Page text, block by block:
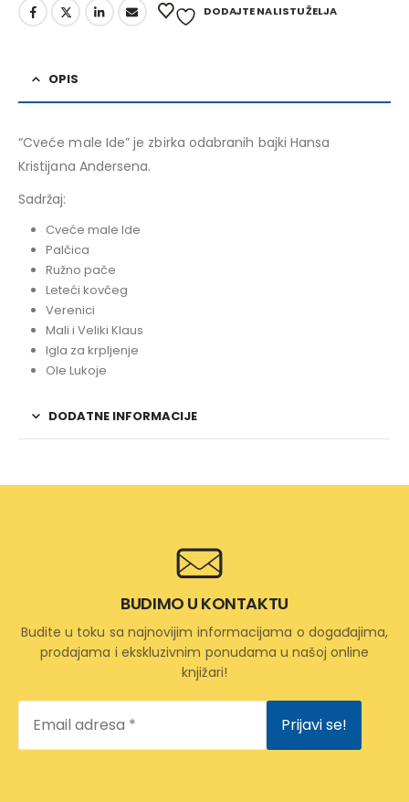
DODAJTE NA LISTU ŽELJA
OPIS
“Cveće male Ide” je zbirka odabranih bajki Hansa
Kristijana Andersena.
Sadržaj:
Cveće male Ide
Palčica
Ružno pače
Leteći kovčeg
Verenici
Mali i Veliki Klaus
Igla za krpljenje
Ole Lukoje
DODATNE INFORMACIJE
Email
adresa
*
BUDIMO U KONTAKTU
Budite u toku sa najnovijim informacijama o događajima,
prodajama i ekskluzivnim ponudama u našoj online
knjižari!